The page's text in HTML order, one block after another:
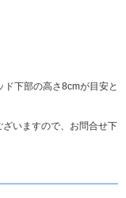
下部の高さ8cmが目安と
いますので、お問合せ下